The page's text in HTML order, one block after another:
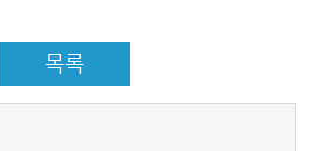
목록